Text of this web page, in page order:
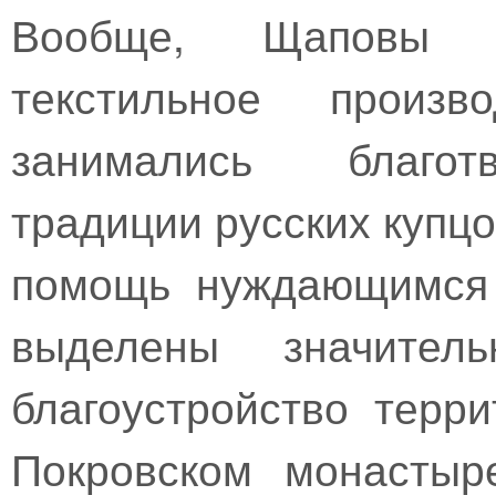
Вообще, Щаповы
текстильное
занимались
традиции русских
помощь
выделены
благоустройство
Покровском